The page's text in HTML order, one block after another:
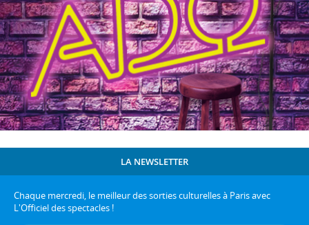
LA NEWSLETTER
Chaque mercredi, le meilleur des sorties culturelles à Paris avec
L'Officiel des spectacles !